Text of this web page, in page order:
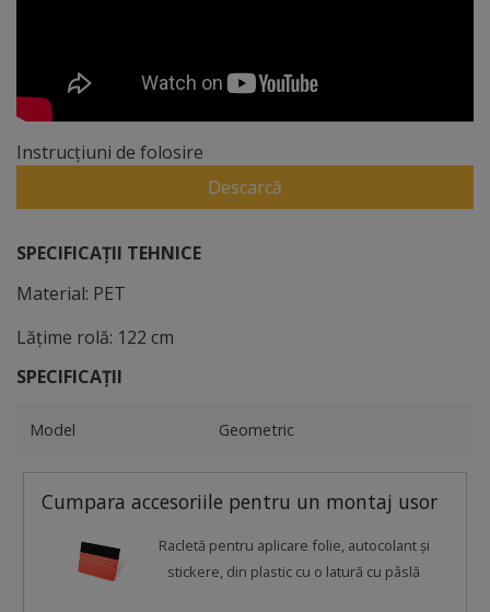
Instrucțiuni de folosire
Descarcă
SPECIFICAȚII TEHNICE
Material: PET
Lățime rolă: 122 cm
SPECIFICAȚII
Model Geometric
Cumpara accesoriile pentru un montaj usor
Racletă pentru aplicare folie, autocolant şi
stickere, din plastic cu o latură cu pâslă